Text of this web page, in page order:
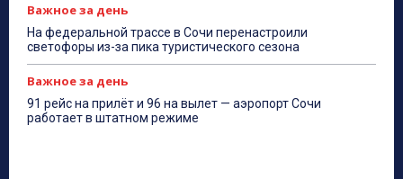
Важное за день
На федеральной трассе в Сочи перенастроили
светофоры из-за пика туристического сезона
Важное за день
91 рейс на прилёт и 96 на вылет — аэропорт Сочи
работает в штатном режиме